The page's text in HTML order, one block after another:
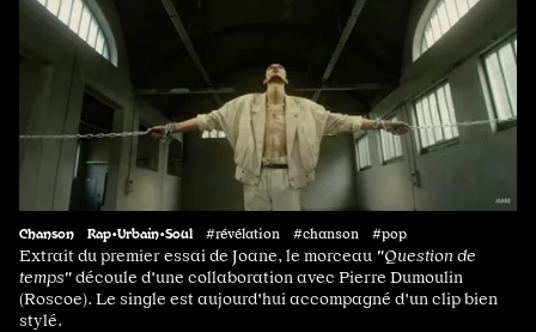
Chanson Rap•Urbain•Soul #révélation #chanson #pop
Extrait du premier essai de Joane, le morceau "Question de
temps"découle d'une collaboration avec Pierre Dumoulin
(Roscoe). Le single est aujourd'hui accompagné d'un clip bien
stylé.